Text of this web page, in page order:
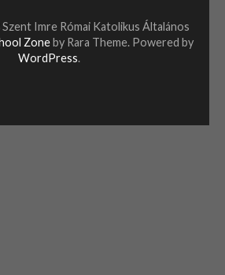
Imre Római Katolikus Általános
Zoneby Rara Theme. Powered by
WordPress.